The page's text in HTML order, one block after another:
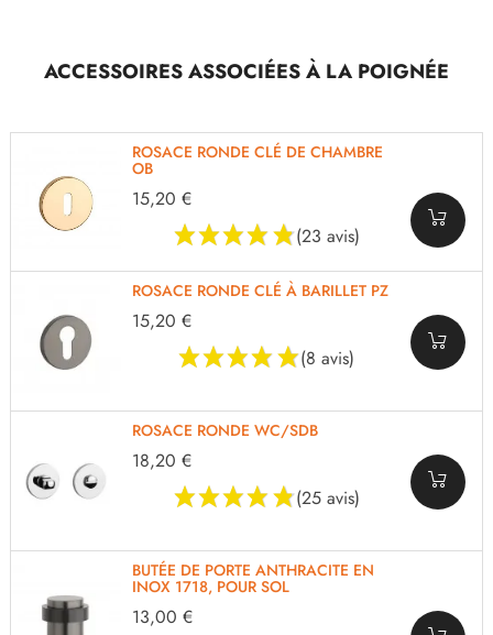
ACCESSOIRES ASSOCIÉES À LA POIGNÉE
ROSACE RONDE CLÉ DE CHAMBRE
OB
(23 avis)
15,20 €
ROSACE RONDE CLÉ À BARILLET PZ
(8 avis)
15,20 €
ROSACE RONDE WC/SDB
(25 avis)
18,20 €
BUTÉE DE PORTE ANTHRACITE EN
INOX 1718, POUR SOL
13,00 €